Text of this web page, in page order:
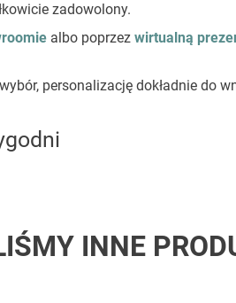
zadowolony.
albo poprzez wirtualną
personalizację dokładnie do
INNE